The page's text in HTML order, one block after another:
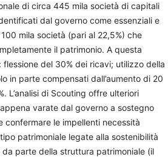
di circa 445 mila società di capitali
dal governo come essenziali e
mila società (pari al 22,5%) che
il patrimonio. A questa
del 30% dei ricavi; utilizzo della
in parte compensati dall’aumento di 20
L’analisi di Scouting offre ulteriori
varate dal governo a sostegno
le impellenti necessità
patrimoniale legate alla sostenibilità
parte della struttura patrimoniale (il